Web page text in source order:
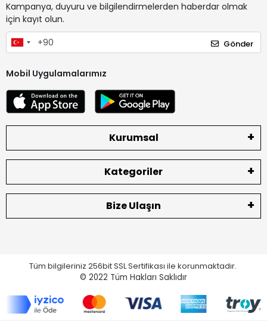
Kampanya, duyuru ve bilgilendirmelerden haberdar olmak
için kayıt olun.
Gönder
Mobil Uygulamalarımız
Kurumsal
Kategoriler
Bize Ulaşın
Tüm bilgileriniz 256bit SSL Sertifikası ile korunmaktadır.
© 2022 Tüm Hakları Saklıdır